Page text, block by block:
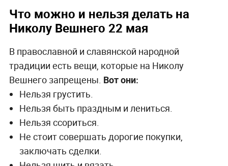
Что можно и нельзя делать на
Николу Вешнего 22 мая
В православной и славянской народной
традиции есть вещи, которые на Николу
Вешнего запрещены. Вот они:
Нельзя грустить.
Нельзя быть праздным и лениться.
Нельзя ссориться.
Не стоит совершать дорогие покупки,
заключать сделки.